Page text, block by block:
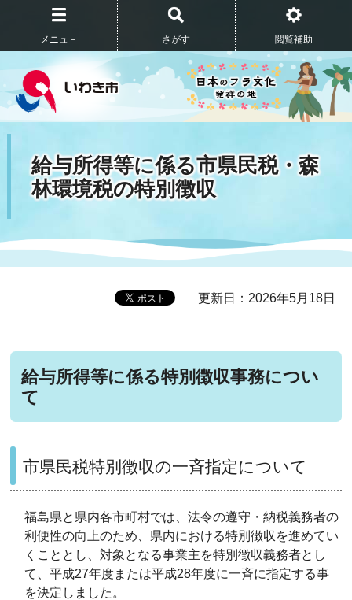
メニュ－ さがす 閲覧補助
給与所得等に係る市県民税・森
林環境税の特別徴収
更新日：2026年5月18日
給与所得等に係る特別徴収事務につい
て
市県民税特別徴収の一斉指定について
福島県と県内各市町村では、法令の遵守・納税義務者の
利便性の向上のため、県内における特別徴収を進めてい
くこととし、対象となる事業主を特別徴収義務者とし
て、平成27年度または平成28年度に一斉に指定する事
を決定しました。